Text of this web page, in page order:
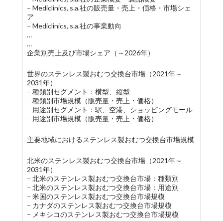
– Mediclinics, s.a.社の販売量・売上・価格・市場シェ
ア
– Mediclinics, s.a.社の事業動向
…
…
企業別売上及び市場シェア（～2026年）
世界のステンレス製おむつ交換台市場（2021年～
2031年）
– 種類別セグメント：横型、縦型
– 種類別市場規模（販売量・売上・価格）
– 用途別セグメント：駅、空港、ショッピングモール
– 用途別市場規模（販売量・売上・価格）
主要地域におけるステンレス製おむつ交換台市場規模
北米のステンレス製おむつ交換台市場（2021年～
2031年）
– 北米のステンレス製おむつ交換台市場：種類別
– 北米のステンレス製おむつ交換台市場：用途別
– 米国のステンレス製おむつ交換台市場規模
– カナダのステンレス製おむつ交換台市場規模
– メキシコのステンレス製おむつ交換台市場規模